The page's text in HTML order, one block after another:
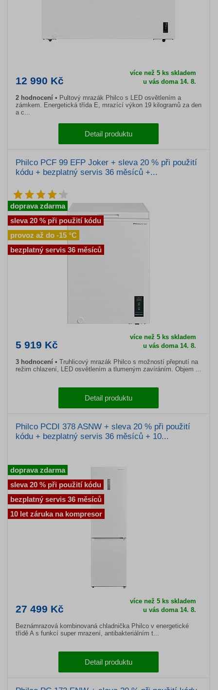
12 990 Kč
více než 5 ks skladem
u vás doma 14. 8.
2 hodnocení
Pultový mrazák Philco s LED osvětlením a
zámkem. Energetická třída E, mrazící výkon 19 kilogramů za den
a c...
Detail produktu
Philco PCF 99 EFP Joker + sleva 20 % při použití
kódu + bezplatný servis 36 měsíců +...
5 919 Kč
více než 5 ks skladem
u vás doma 14. 8.
3 hodnocení
Truhlicový mrazák Philco s možností přepnutí na
režim chlazení, LED osvětlením a tlumeným zavíráním. Objem ...
Detail produktu
doprava zdarma
sleva 20 % při použití kódu
provoz až do -15 °C
bezplatný servis 36 měsíců
Philco PCDI 378 ASNW + sleva 20 % při použití
kódu + bezplatný servis 36 měsíců + 10...
27 499 Kč
více než 5 ks skladem
u vás doma 14. 8.
Beznámrazová kombinovaná chladnička Philco v energetické
třídě A s funkcí super mrazení, antibakteriálním t...
Detail produktu
doprava zdarma
sleva 20 % při použití kódu
bezplatný servis 36 měsíců
10 let záruka na kompresor